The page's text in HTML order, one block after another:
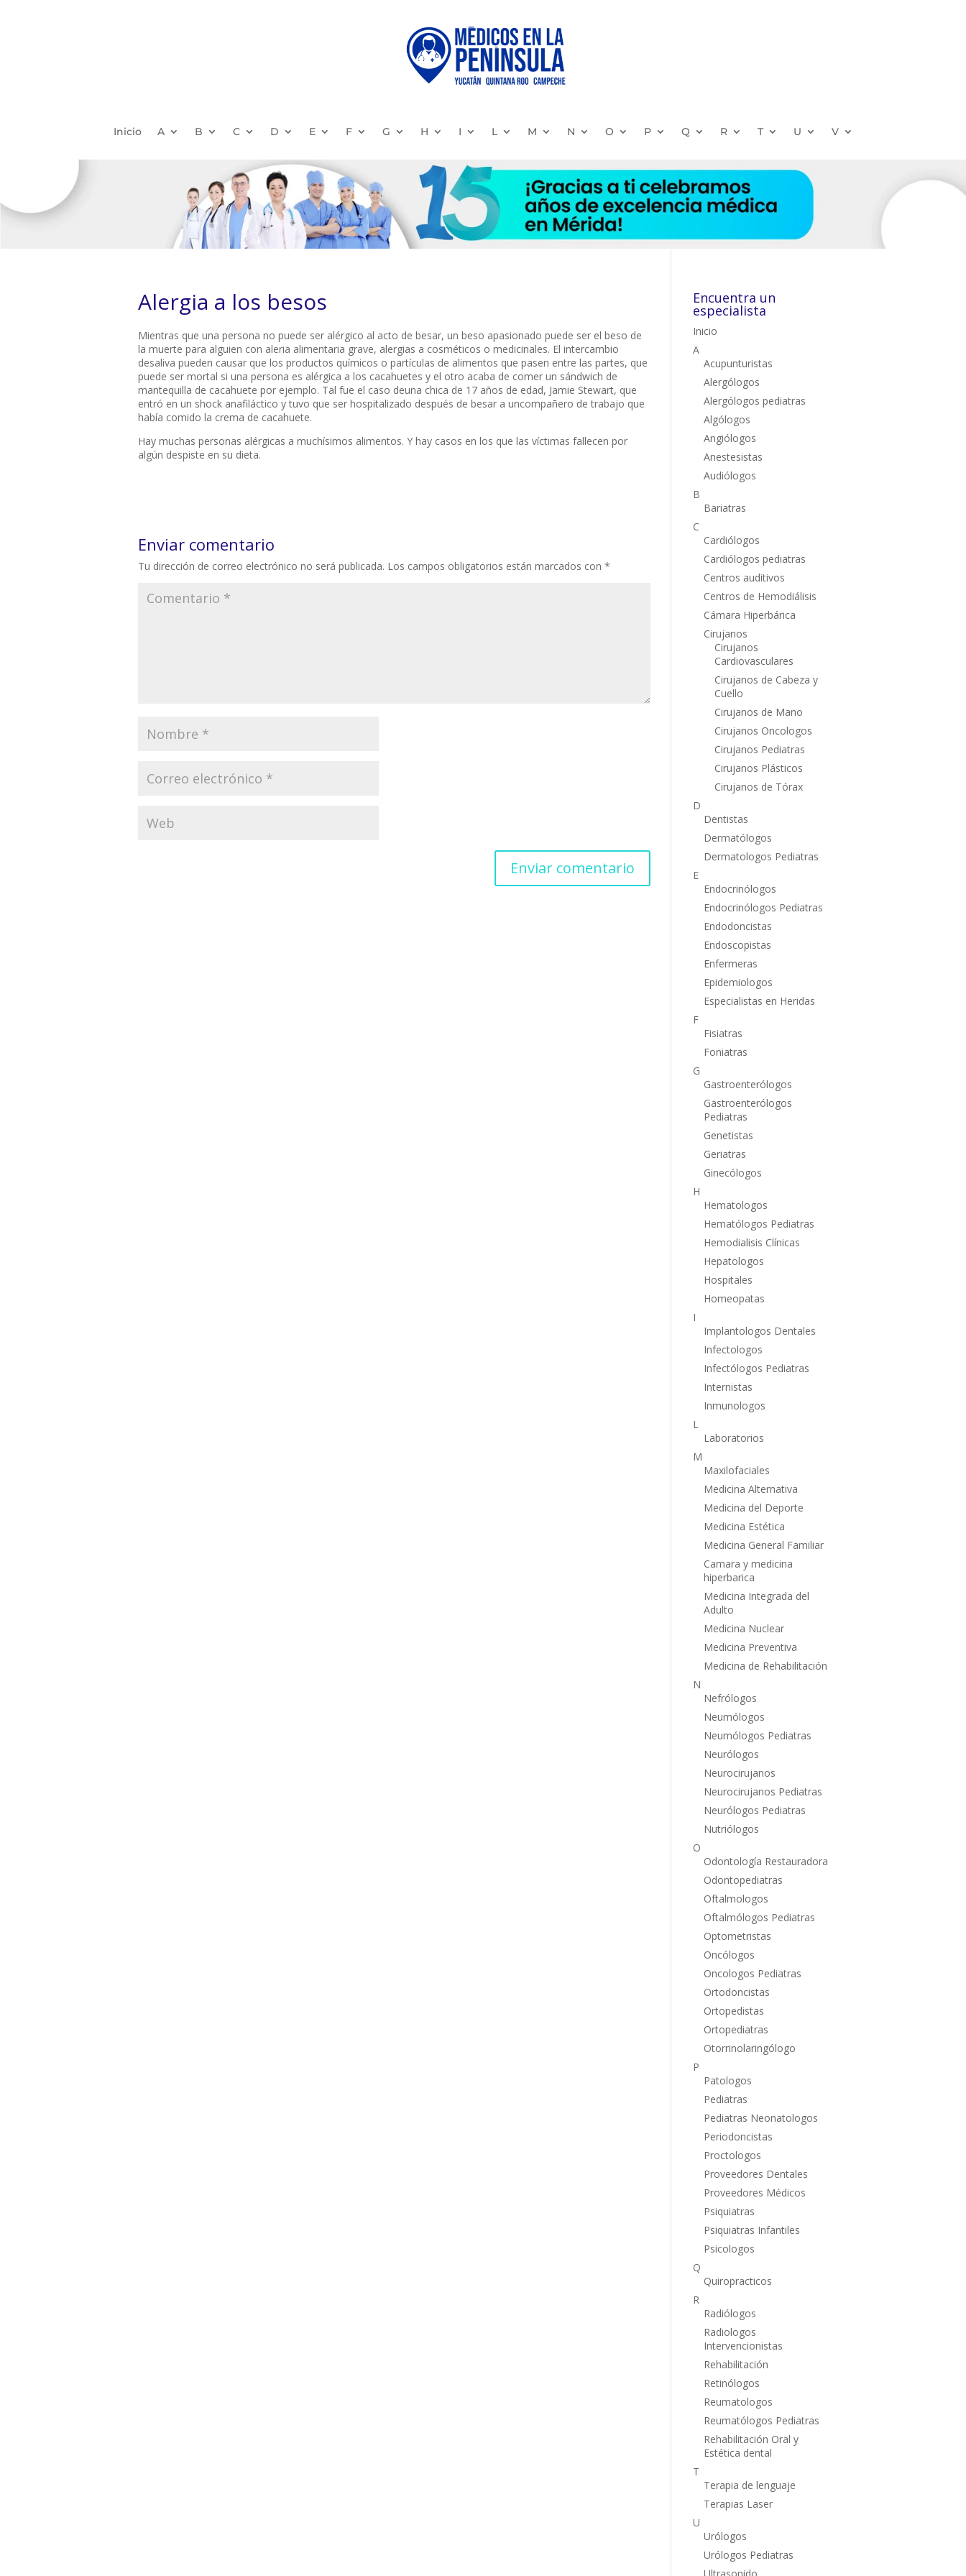
Inicio A B C D E F G H I L M N O P Q R T U V
Alergia a los besos
Mientras que una persona no puede ser alérgico al acto de besar, un beso apasionado puede ser el beso de
la muerte para alguien con aleria alimentaria grave, alergias a cosméticos o medicinales. El intercambio
desaliva pueden causar que los productos químicos o partículas de alimentos que pasen entre las partes, que
puede ser mortal si una persona es alérgica a los cacahuetes y el otro acaba de comer un sándwich de
mantequilla de cacahuete por ejemplo. Tal fue el caso deuna chica de 17 años de edad, Jamie Stewart, que
entró en un shock anafiláctico y tuvo que ser hospitalizado después de besar a uncompañero de trabajo que
había comido la crema de cacahuete.
Hay muchas personas alérgicas a muchísimos alimentos. Y hay casos en los que las víctimas fallecen por
algún despiste en su dieta.
Enviar comentario
Tu dirección de correo electrónico no será publicada. Los campos obligatorios están marcados con *
Encuentra un
especialista
Inicio
A
Acupunturistas
Alergólogos
Alergólogos pediatras
Algólogos
Angiólogos
Anestesistas
Audiólogos
B
Bariatras
C
Cardiólogos
Cardiólogos pediatras
Centros auditivos
Centros de Hemodiálisis
Cámara Hiperbárica
Cirujanos
Cirujanos
Cardiovasculares
Cirujanos de Cabeza y
Cuello
Cirujanos de Mano
Cirujanos Oncologos
Cirujanos Pediatras
Cirujanos Plásticos
Cirujanos de Tórax
D
Dentistas
Dermatólogos
Dermatologos Pediatras
E
Endocrinólogos
Endocrinólogos Pediatras
Endodoncistas
Endoscopistas
Enfermeras
Epidemiologos
Especialistas en Heridas
F
Fisiatras
Foniatras
G
Gastroenterólogos
Gastroenterólogos
Pediatras
Genetistas
Geriatras
Ginecólogos
H
Hematologos
Hematólogos Pediatras
Hemodialisis Clínicas
Hepatologos
Hospitales
Homeopatas
I
Implantologos Dentales
Infectologos
Infectólogos Pediatras
Internistas
Inmunologos
L
Laboratorios
M
Maxilofaciales
Medicina Alternativa
Medicina del Deporte
Medicina Estética
Medicina General Familiar
Camara y medicina
hiperbarica
Medicina Integrada del
Adulto
Medicina Nuclear
Medicina Preventiva
Medicina de Rehabilitación
N
Nefrólogos
Neumólogos
Neumólogos Pediatras
Neurólogos
Neurocirujanos
Neurocirujanos Pediatras
Neurólogos Pediatras
Nutriólogos
O
Odontología Restauradora
Odontopediatras
Oftalmologos
Oftalmólogos Pediatras
Optometristas
Oncólogos
Oncologos Pediatras
Ortodoncistas
Ortopedistas
Ortopediatras
Otorrinolaringólogo
P
Patologos
Pediatras
Pediatras Neonatologos
Periodoncistas
Proctologos
Proveedores Dentales
Proveedores Médicos
Psiquiatras
Psiquiatras Infantiles
Psicologos
Q
Quiropracticos
R
Radiólogos
Radiologos
Intervencionistas
Rehabilitación
Retinólogos
Reumatologos
Reumatólogos Pediatras
Rehabilitación Oral y
Estética dental
T
Terapia de lenguaje
Terapias Laser
U
Urólogos
Urólogos Pediatras
Ultrasonido